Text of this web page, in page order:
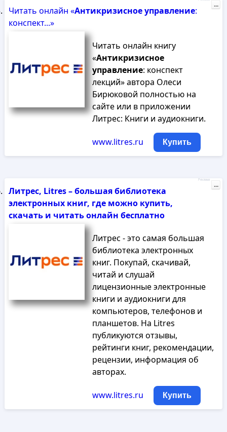
Читать онлайн «Антикризисноеуправление:
конспект...»
Читать онлайн книгу
«Антикризисное
управление: конспект
лекций» автора Олеси
Бирюковой полностью на
сайте или в приложении
Литрес: Книги и аудиокниги.
www.litres.ru Купить
...
Литрес, Litres – большая библиотека
электронных книг, где можно купить,
скачать и читать онлайн бесплатно
Литрес - это самая большая
библиотека электронных
книг. Покупай, скачивай,
читай и слушай
лицензионные электронные
книги и аудиокниги для
компьютеров, телефонов и
планшетов. На Litres
публикуются отзывы,
рейтинги книг, рекомендации,
рецензии, информация об
авторах.
www.litres.ru Купить
Реклама
...